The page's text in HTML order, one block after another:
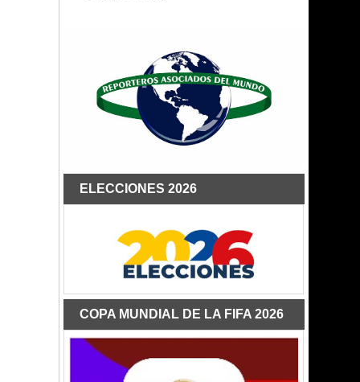
ELECCIONES 2026
COPA MUNDIAL DE LA FIFA 2026